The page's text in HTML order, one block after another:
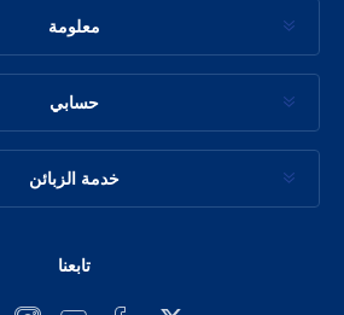
معلومة
حسابي
خدمة الزبائن
تابعنا